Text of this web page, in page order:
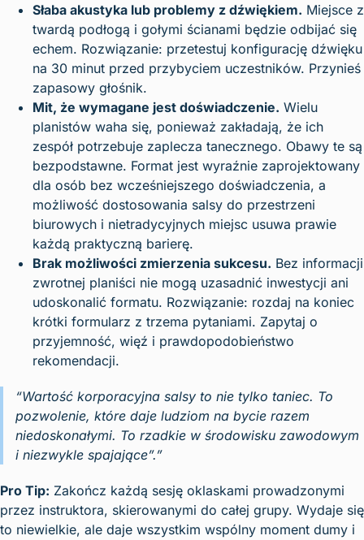
Słaba akustyka lub problemy z dźwiękiem. Miejsce z
twardą podłogą i gołymi ścianami będzie odbijać się
echem. Rozwiązanie: przetestuj konfigurację dźwięku
na 30 minut przed przybyciem uczestników. Przynieś
zapasowy głośnik.
Mit, że wymagane jest doświadczenie. Wielu
planistów waha się, ponieważ zakładają, że ich
zespół potrzebuje zaplecza tanecznego. Obawy te są
bezpodstawne. Format jest wyraźnie zaprojektowany
dla osób bez wcześniejszego doświadczenia, a
możliwość dostosowania salsy do przestrzeni
biurowych i nietradycyjnych miejsc usuwa prawie
każdą praktyczną barierę.
Brak możliwości zmierzenia sukcesu. Bez informacji
zwrotnej planiści nie mogą uzasadnić inwestycji ani
udoskonalić formatu. Rozwiązanie: rozdaj na koniec
krótki formularz z trzema pytaniami. Zapytaj o
przyjemność, więź i prawdopodobieństwo
rekomendacji.
“Wartość korporacyjna salsy to nie tylko taniec. To
pozwolenie, które daje ludziom na bycie razem
niedoskonałymi. To rzadkie w środowisku zawodowym
i niezwykle spajające”.”
Pro Tip: Zakończ każdą sesję oklaskami prowadzonymi
przez instruktora, skierowanymi do całej grupy. Wydaje się
to niewielkie, ale daje wszystkim wspólny moment dumy i